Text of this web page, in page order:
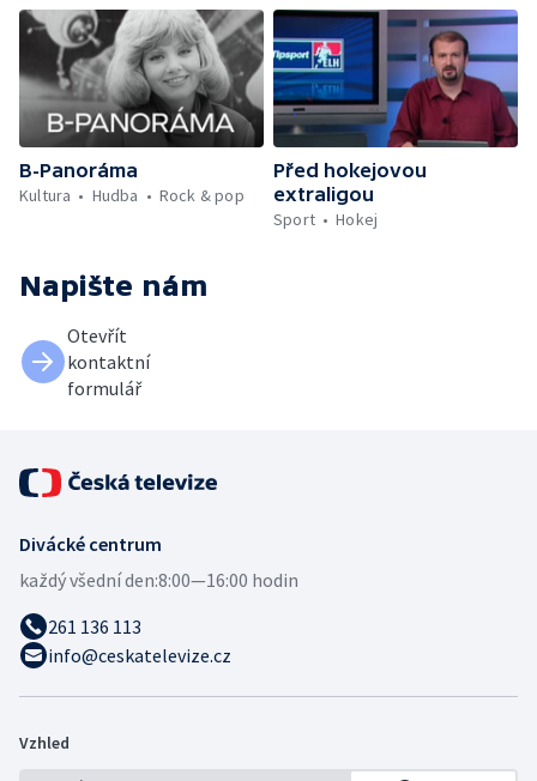
B-Panoráma
Kultura
Hudba Rock & pop
Před hokejovou
extraligou
Sport
Hokej
Napište nám
Otevřít
kontaktní
formulář
Divácké centrum
každý všední den:8:00—16:00 hodin
261 136 113
info@ceskatelevize.cz
Vzhled